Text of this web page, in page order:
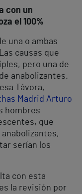
con un
el 100%
una o ambas
causas que
pero una de
anabolizantes.
Távora,
Madrid Arturo
hombres
que
serían los
con esta
la revisión por